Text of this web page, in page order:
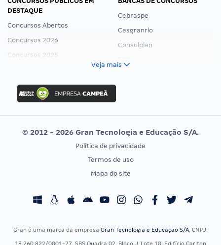
DESTAQUE
Concursos Abertos
Concursos 2026
Concursos 2025
Concurso Ibama
Concurso MPU
Editais publicados
Cebraspe
Cesgranrio
Consulplan
Vunesp
CONCURSOS POR PROFISSÃO
Concursos Fiscais
EXAME DE ORDEM
Calendário OAB
Veja mais
© 2012 - 2026 Gran Tecnologia e Educação S/A.
Política de privacidade
Termos de uso
Mapa do site
Gran é uma marca da empresa Gran Tecnologia e Educação S/A, CNPJ:
18.260.822/0001-77, SBS Quadra 02, Bloco J, Lote 10, Edifício Carlton